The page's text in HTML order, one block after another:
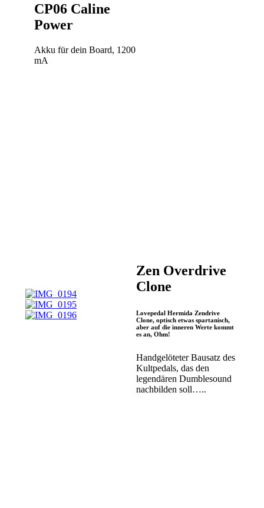
CP06 Caline
Power
Akku für dein Board, 1200
mA
Zen Overdrive
Clone
Lovepedal Hermida Zendrive
Clone, optisch etwas spartanisch,
aber auf die inneren Werte kommt
es an, Ohm!
Handgelöteter Bausatz des
Kultpedals, das den
legendären Dumblesound
nachbilden soll…..